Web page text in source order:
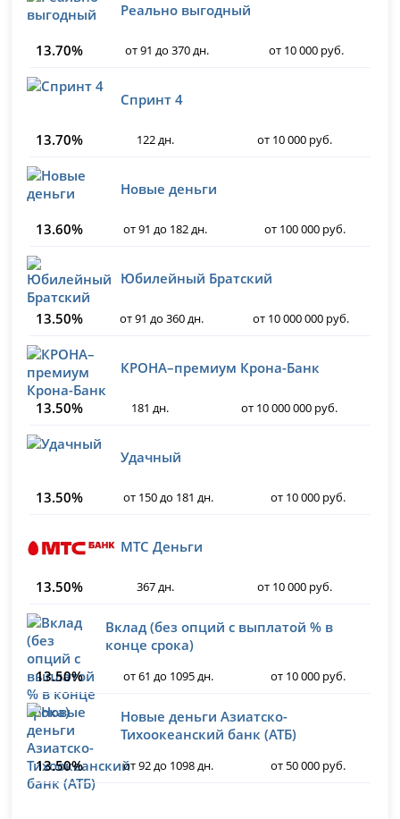
Реально выгодный
13.70% от 91 до 370 дн. от 10 000 руб.
Спринт 4
13.70% 122 дн. от 10 000 руб.
Новые деньги
13.60% от 91 до 182 дн. от 100 000 руб.
Юбилейный Братский
13.50% от 91 до 360 дн. от 10 000 000 руб.
КРОНА–премиум Крона-Банк
13.50% 181 дн. от 10 000 000 руб.
Удачный
13.50% от 150 до 181 дн. от 10 000 руб.
МТС Деньги
13.50% 367 дн. от 10 000 руб.
Вклад (без опций с выплатой % в
конце срока)
13.50%
от 61 до 1095 дн. от 10 000 руб.
Новые деньги Азиатско-
Тихоокеанский банк (АТБ)
13.50%
от 92 до 1098 дн. от 50 000 руб.